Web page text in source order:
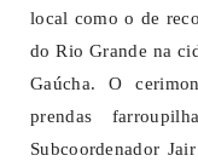
local como o de
do Rio Grande na
Gaúcha. O
prendas
Subcoordenador